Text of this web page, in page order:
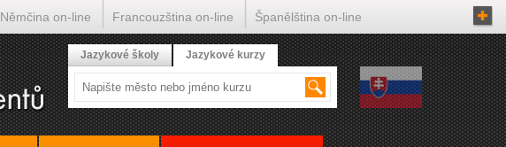
Jazykové školy Jazykové kurzy
Němčina on-line Francouzština on-line Španělština on-line